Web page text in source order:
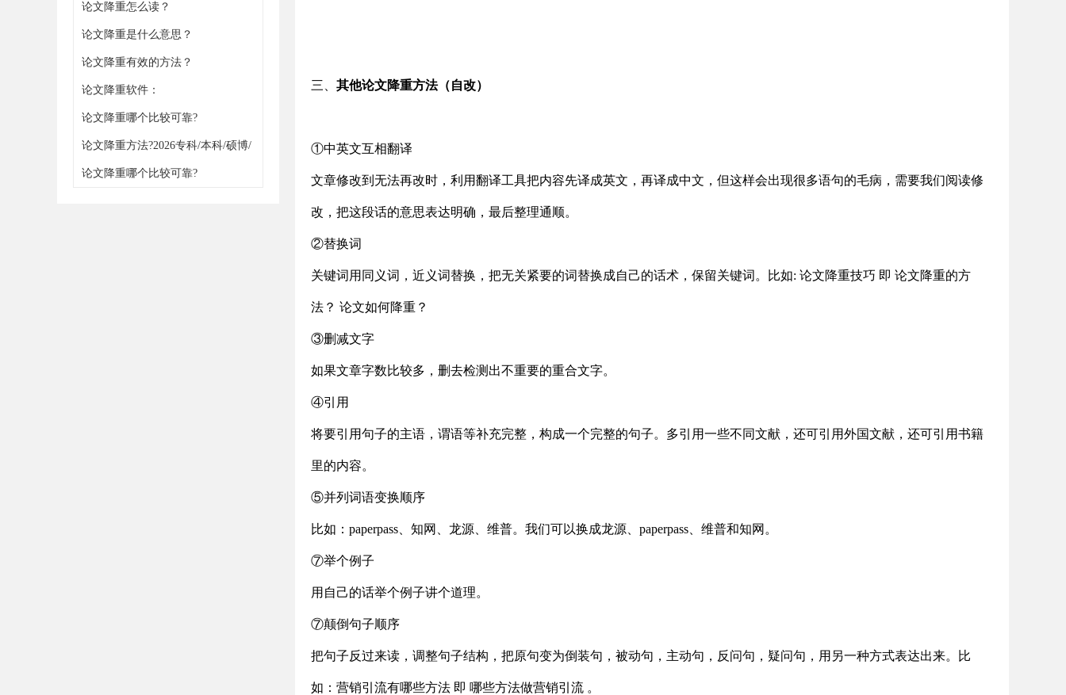
论文降重怎么读？
论文降重是什么意思？
论文降重有效的方法？
论文降重软件：
https://www.gxjiangchong.com/jiangchong/
论文降重哪个比较可靠?
论文降重方法?2026专科/本科/硕博/
职称通用
论文降重哪个比较可靠?
三、 其他论文降重方法（自改）
①中英文互相翻译
文章修改到无法再改时，利用翻译工具把内容先译成英文，再译成中文，但这样会出现很多语句的毛病，需要我们阅读修
改，把这段话的意思表达明确，最后整理通顺。
②替换词
关键词用同义词，近义词替换，把无关紧要的词替换成自己的话术，保留关键词。比如: 论文降重技巧 即 论文降重的方
法？ 论文如何降重？
③删减文字
如果文章字数比较多，删去检测出不重要的重合文字。
④引用
将要引用句子的主语，谓语等补充完整，构成一个完整的句子。多引用一些不同文献，还可引用外国文献，还可引用书籍
里的内容。
⑤并列词语变换顺序
比如：paperpass、知网、龙源、维普。我们可以换成龙源、paperpass、维普和知网。
⑦举个例子
用自己的话举个例子讲个道理。
⑦颠倒句子顺序
把句子反过来读，调整句子结构，把原句变为倒装句，被动句，主动句，反问句，疑问句，用另一种方式表达出来。比
如：营销引流有哪些方法 即 哪些方法做营销引流 。